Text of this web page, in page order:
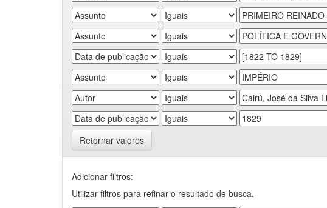
Retornar valores
Adicionar filtros:
Utilizar filtros para refinar o resultado de busca.